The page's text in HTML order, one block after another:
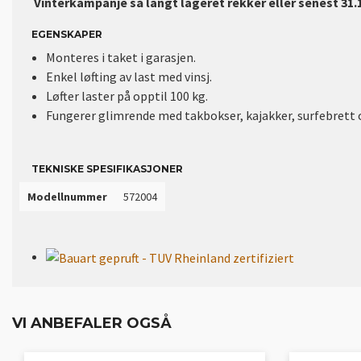
EGENSKAPER
Monteres i taket i garasjen.
Enkel løfting av last med vinsj.
Løfter laster på opptil 100 kg.
Fungerer glimrende med takbokser, kajakker, surfebrett
TEKNISKE SPESIFIKASJONER
Modellnummer 572004
VI ANBEFALER OGSÅ